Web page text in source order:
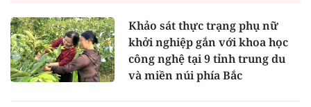
Khảo sát thực trạng phụ nữ
khởi nghiệp gắn với khoa học
công nghệ tại 9 tỉnh trung du
và miền núi phía Bắc